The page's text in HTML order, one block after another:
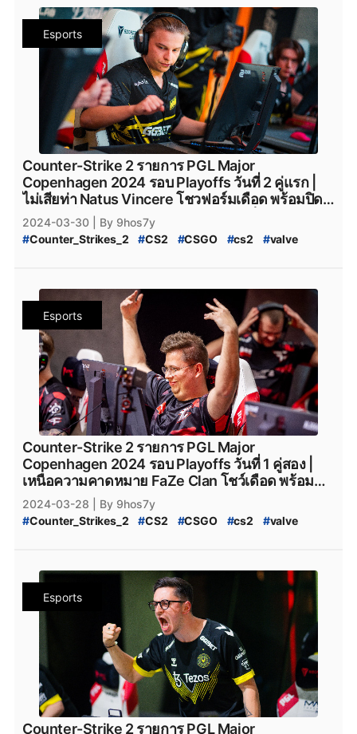
ข่าวหลุด_Counter_Strikes_2
Cloud9 #cloud9 #cloud9_cs2 #HEROIC #Heroic
heroic # Heroic_cs2 #Eternal_fire #Eternal_Fire
Eternal-Fire #Eternal_fire_cs2 #SAW #saw_cs2
SAW_cs2 #ECSTATIC #ECSTATIC_cs2
Imperial_Esports #Imperial_Esports_cs2
paiN_Gaming #paiN_Gaming_cs2 #
GamerLegion
GamerLegion_cs2 #Lynn_Vision #
Lynn_Vision_cs2
legacy_cs2 #Legacy_cs2 #ENCE #Ence #ence
ENCE_cs2 #Apeks #Apeks_cs2 #The_mongolZ
#The_MongolZ_cs2 #FURIA_Esports #FURIA
#FURIA_CS2 #FURIA_Esports_cs2 #AMKAL_ESPORTS
#AMKAL_ESPORTS_cs2 #KOI #Movistar_KOI
#CS2_Major_Championship
#CS2_Major_Championship_2024 #
9Pandas
ข่าวหลุด_Counter_Strikes_2
CS2_Pick'EM #CS2_Pick'EM_Challenge
PGL_CS2_Major_Copenhagen_2024
CS2_Major_2024 #CS2_Major_Copenhagen_2024
CS2_Major #CS2_Hack #CS2_Hack_ระบาด
Counter_Strike_2_Hack #Counter_Strike_2_Wall_Hack
CS2_Hack_Disconnect #CS2_AIM #
CS2_Wall
CS2_Wall_Hack #Hack #Steam # เกมsteam #steam
PCgame #FPS #fps #เกมfps #Natus_Vincere
NatusVincere #navi #NAVI #ทีมnavi # MOUZ
#MOUZ_CS2 #mousesports #Team_Vitality
#team_vitality #TeamVitality #
Vitality_CS2
#FaZe_Clan #Faze_Clan #FaZe #fazeclan
#FaZe_Clan_CS2 # Team_Spirit #Team_Spirit_CS2
#team_spirit #VirtusPro
#Virtus.Pro_CS2 #Complexity_Gaming
Cloud9 #cloud9 #cloud9_cs2 #HEROIC #Heroic
heroic # Heroic_cs2 Eternal_fire #
Eternal_Fire
Eternal-Fire Eternal_fire_cs2 SAW #saw_cs2
SAW_cs2 ECSTATIC #ECSTATIC_cs2
Imperial_Esports #Imperial_Esports_cs2
paiN_Gaming #paiN_Gaming_cs2 #GamerLegion
GamerLegion_cs2 #Lynn_Vision #Lynn_Vision_cs2
legacy_cs2 #Legacy_cs2 #ENCE #Ence #ence
ENCE_cs2 #Apeks #Apeks_cs2 #The_mongolZ
#The_MongolZ_cs2 #FURIA_Esports #FURIA
#FURIA_CS2 #FURIA_Esports_cs2 #AMKAL_ESPORTS
#AMKAL_ESPORTS_cs2 #KOI #Movistar_KOI
#CS2_Major_Championship
#CS2_Major_Championship_2024 #
9Pandas
ข่าวหลุด_Counter_Strikes_2
Esports
Counter-Strike 2 รายการ PGL Major
Copenhagen 2024 รอบ Playoffs วันที่ 2 คู่แรก |
ไม่เสียท่า Natus Vincere โชวฟอร์มเดือด พร้อมปิด
ประตูแพ้ใส่หน้า Eternal Fire แบบเกมเร็วด้วยสกอร์
2-0
2024-03-30
| By 9hos7y
#Counter_Strikes_2 #CS2 #CSGO #cs2 #valve
CS2_Pick'EM #CS2_Pick'EM_Challenge
PGL_CS2_Major_Copenhagen_2024
CS2_Major_2024 #
CS2_Major_Copenhagen_2024
CS2_Major CS2_Hack #CS2_Hack_ระบาด
Counter_Strike_2_Hack #Counter_Strike_2_Wall_Hack
CS2_Hack_Disconnect #CS2_AIM #CS2_Wall
CS2_Wall_Hack #Hack #Steam #เกมsteam # steam
PCgame # FPS #fps #เกมfps #Natus_Vincere
NatusVincere #navi #NAVI # ทีมnavi #
MOUZ
#MOUZ_CS2 #mousesports #Team_Vitality
#team_vitality #TeamVitality #
Vitality_CS2
#FaZe_Clan #Faze_Clan #FaZe #fazeclan
#FaZe_Clan_CS2 #Team_Spirit #Team_Spirit_CS2
#team_spirit #VirtusPro
#Virtus.Pro_CS2 #Complexity_Gaming
Cloud9 #cloud9 #cloud9_cs2 #HEROIC #Heroic
heroic # Heroic_cs2 #Eternal_fire
Eternal_Fire
Eternal-Fire Eternal_fire_cs2
saw_cs2
ECSTATIC #ECSTATIC_cs2
Imperial_Esports
Imperial_Esports_cs2
paiN_Gaming #paiN_Gaming_cs2 #
GamerLegion
GamerLegion_cs2 #Lynn_Vision # Lynn_Vision_cs2
legacy_cs2 #Legacy_cs2 #ENCE Ence
ence
ENCE_cs2 # Apeks Apeks_cs2 #The_mongolZ
#The_MongolZ_cs2 #FURIA_Esports #FURIA
Esports
Counter-Strike 2 รายการ PGL Major
Copenhagen 2024 รอบ Playoffs วันที่ 1 คู่สอง |
เหนือความคาดหมาย FaZe Clan โชว์เดือด พร้อม
สยบ Team Spirit ได้อย่างอยู่หมัดไปด้วยสกอร์ 2-1
2024-03-28
| By 9hos7y
#Counter_Strikes_2 #CS2 #CSGO #cs2 #valve
CS2_Pick'EM #CS2_Pick'EM_Challenge
PGL_CS2_Major_Copenhagen_2024
CS2_Major_2024
CS2_Major_Copenhagen_2024
CS2_Hack #CS2_Hack_ระบาด
Counter_Strike_2_Hack #Counter_Strike_2_Wall_Hack
CS2_Hack_Disconnect #CS2_AIM
CS2_Wall
CS2_Wall_Hack #Hack #Steam #เกมsteam
steam
PCgame #FPS #fps เกมfps #Natus_Vincere
NatusVincere # navi NAVI # ทีมnavi # MOUZ
#MOUZ_CS2 #mousesports #Team_Vitality
Esports
Counter-Strike 2 รายการ PGL Major